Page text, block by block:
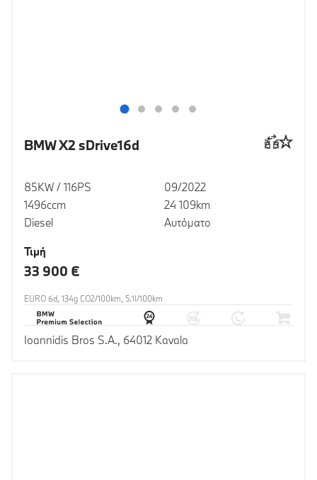
BMW X2 sDrive16d
85KW / 116PS
1496ccm
Diesel
09/2022
24 109km
Αυτόματο
Τιμή
33 900 €
EURO 6d, 134g CO2/100km, 5.1l/100km
Ioannidis Bros S.A., 64012 Kavala